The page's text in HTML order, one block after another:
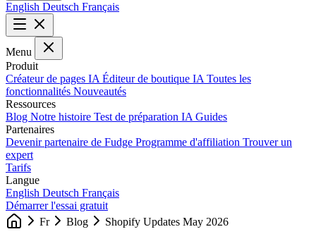
English Deutsch Français
Menu
Produit
Créateur de pages IA Éditeur de boutique IA Toutes les
fonctionnalités Nouveautés
Ressources
Blog Notre histoire Test de préparation IA Guides
Partenaires
Devenir partenaire de Fudge Programme d'affiliation Trouver un
expert
Tarifs
Langue
English Deutsch Français
Démarrer l'essai gratuit
Fr
Blog Shopify Updates May 2026